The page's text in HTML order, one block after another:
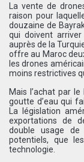
La vente de
raison pour
douzaine de
qui doivent
auprès de la
offre au Maroc
les drones
moins restrictives
Mais l’achat par
goutte d’eau qui
La législation
exportations de
double usage
potentiels, que
technologie.